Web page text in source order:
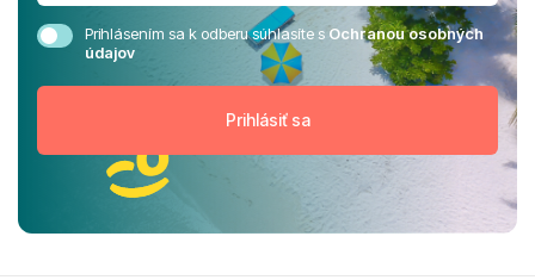
Prihlásením sa k odberu súhlasíte sOchranou osobných
údajov